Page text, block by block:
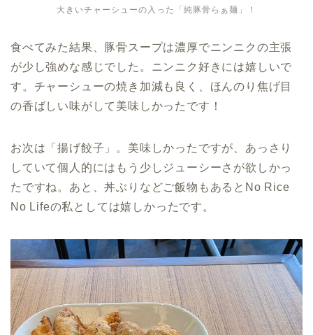
大きいチャーシューの入った「純豚骨らぁ麺」！
食べてみた結果、豚骨スープは濃厚でニンニクの主張
が少し強めな感じでした。ニンニク好きには嬉しいで
す。チャーシューの焼き加減も良く、ほんのり焦げ目
の香ばしい味がして美味しかったです！
お次は「揚げ餃子」。美味しかったですが、あっさり
していて個人的にはもう少しジューシーさが欲しかっ
たですね。あと、丼ぶりなどご飯物もあるとNo Rice
No Lifeの私としては嬉しかったです。